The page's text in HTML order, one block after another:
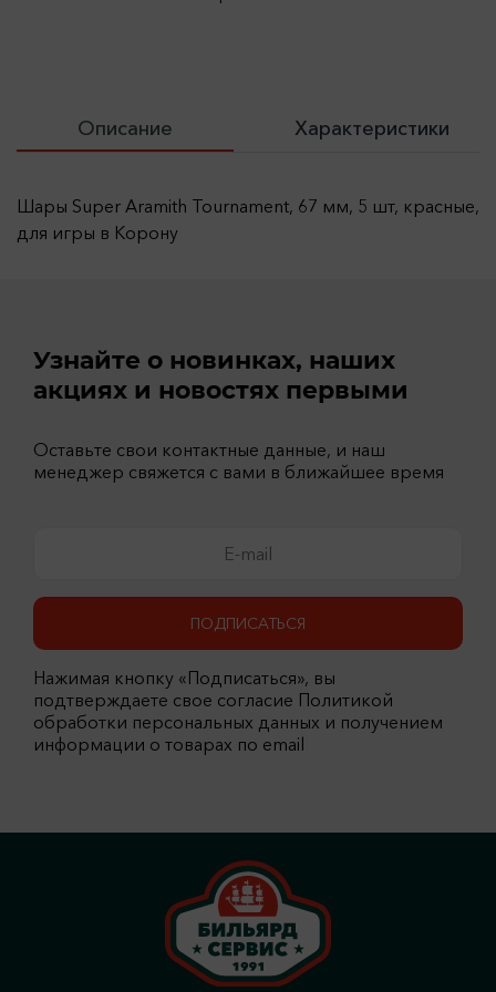
Описание Характеристики
Шары Super Aramith Tournament, 67 мм, 5 шт, красные,
для игры в Корону
Узнайте о новинках, наших
акциях и новостях первыми
Оставьте свои контактные данные, и наш
менеджер свяжется с вами в ближайшее время
ПОДПИСАТЬСЯ
Нажимая кнопку «Подписаться», вы
подтверждаете свое согласие Политикой
обработки персональных данных и получением
информации о товарах по email